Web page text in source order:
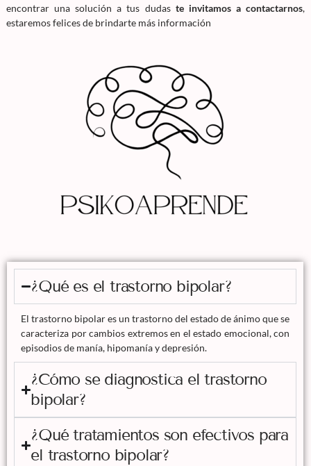
encontrar una solución a tus dudas te invitamos a contactarnos,
estaremos felices de brindarte más información
¿Qué es el trastorno bipolar?
El trastorno bipolar es un trastorno del estado de ánimo que se
caracteriza por cambios extremos en el estado emocional, con
episodios de manía, hipomanía y depresión.
¿Cómo se diagnostica el trastorno
bipolar?
¿Qué tratamientos son efectivos para
el trastorno bipolar?